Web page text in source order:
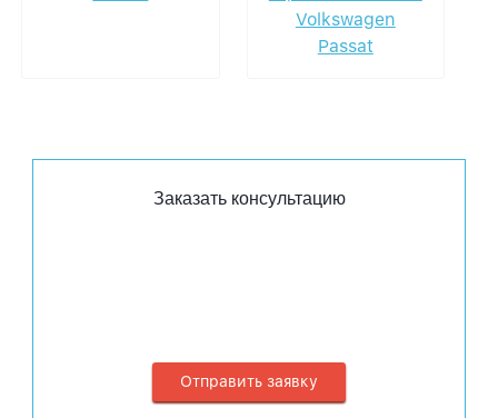
Volkswagen
Passat
Заказать консультацию